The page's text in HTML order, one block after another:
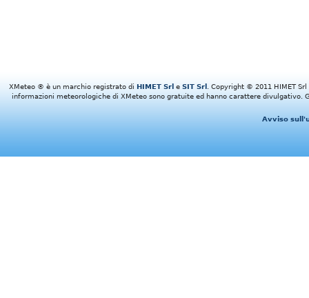
XMeteo ® è un marchio registrato di HIMET Srl e SIT Srl
. Copyright © 2011 HIMET
informazioni meteorologiche di XMeteo sono gratuite ed hanno carattere divulgativo.
Avviso